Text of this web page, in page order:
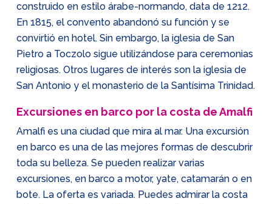
construido en estilo árabe-normando, data de 1212.
En 1815, el convento abandonó su función y se
convirtió en hotel. Sin embargo, la iglesia de San
Pietro a Toczolo sigue utilizándose para ceremonias
religiosas. Otros lugares de interés son la iglesia de
San Antonio y el monasterio de la Santísima Trinidad.
Excursiones en barco por la costa de Amalfi
Amalfi es una ciudad que mira al mar. Una excursión
en barco es una de las mejores formas de descubrir
toda su belleza. Se pueden realizar varias
excursiones, en barco a motor, yate, catamarán o en
bote. La oferta es variada. Puedes admirar la costa